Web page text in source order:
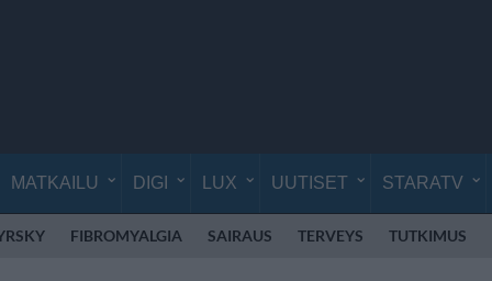
MATKAILU DIGI LUX UUTISET STARATV
FIBROMYALGIA SAIRAUS TERVEYS TUTKIMUS